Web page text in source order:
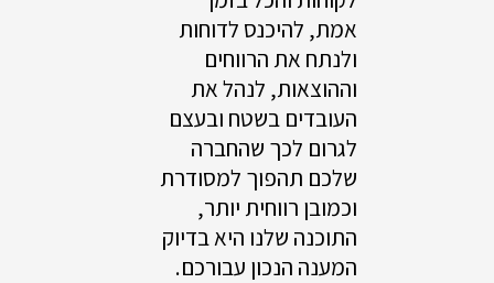
אמת, להיכנס לדוחות
ולנתח את הרווחים
וההוצאות, לנהל את
העובדים בשטח ובעצם
לגרום לכך שהחברה
שלכם תהפוך למסודרת
וכמובן רווחית יותר,
התוכנה שלנו היא בדיוק
המענה הנכון עבורכם.